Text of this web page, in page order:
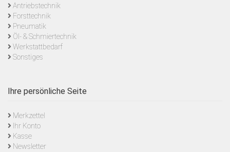
Antriebstechnik
Forsttechnik
Pneumatik
Öl- & Schmiertechnik
Werkstattbedarf
Sonstiges
Ihre persönliche Seite
Merkzettel
Ihr Konto
Kasse
Newsletter